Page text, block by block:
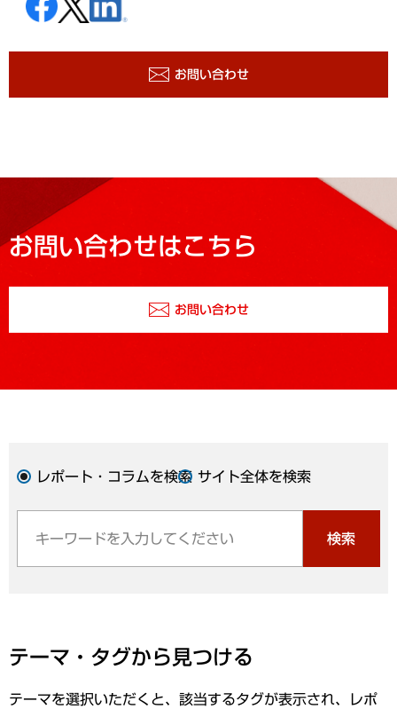
お問い合わせ
お問い合わせはこちら
お問い合わせ
レポート・コラムを検索 サイト全体を検索
検索
テーマ・タグから見つける
テーマを選択いただくと、該当するタグが表示され、レポ